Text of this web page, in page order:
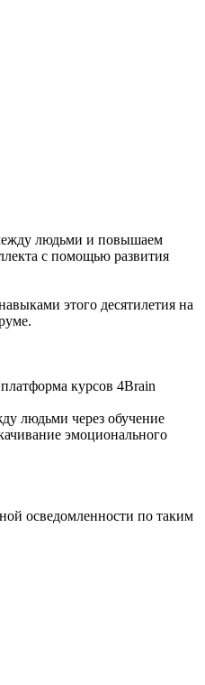
людьми и повышаем
с помощью развития
этого десятилетия на
курсов 4Brain
людьми через обучение
эмоционального
осведомленности по таким